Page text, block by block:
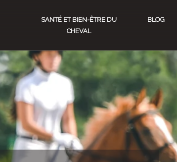
SANTÉ ET BIEN-ÊTRE DU
CHEVAL
BLOG